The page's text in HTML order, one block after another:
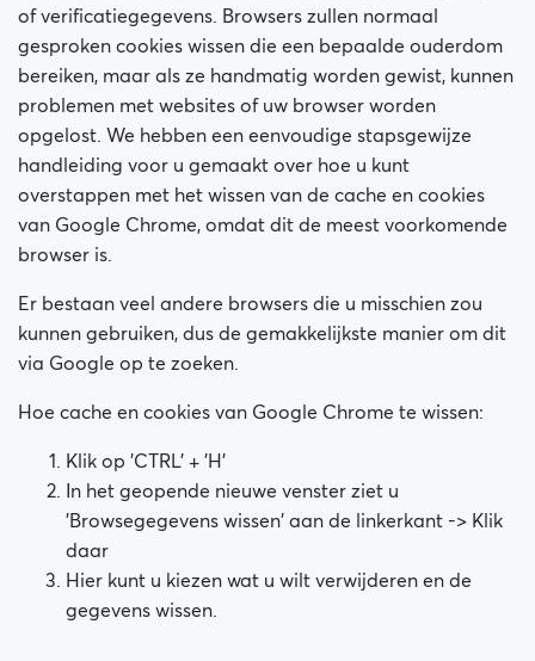
Hoe kan ik cookies verwijderen?
Wat zijn de voordelen van een Premium Plus-
lidmaatschap?
Valse profielen
Welke lidmaatschappen zijn er beschikbaar? Kan ik
een lidmaatschap van een week / maand kopen?
of verificatiegegevens. Browsers zullen normaal
gesproken cookies wissen die een bepaalde ouderdom
bereiken, maar als ze handmatig worden gewist, kunnen
problemen met websites of uw browser worden
opgelost. We hebben een eenvoudige stapsgewijze
handleiding voor u gemaakt over hoe u kunt
overstappen met het wissen van de cache en cookies
van Google Chrome, omdat dit de meest voorkomende
browser is.
Er bestaan veel andere browsers die u misschien zou
kunnen gebruiken, dus de gemakkelijkste manier om dit
via Google op te zoeken.
Hoe cache en cookies van Google Chrome te wissen:
Klik op 'CTRL' + 'H'
In het geopende nieuwe venster ziet u
'Browsegegevens wissen' aan de linkerkant -> Klik
daar
Hier kunt u kiezen wat u wilt verwijderen en de
gegevens wissen.